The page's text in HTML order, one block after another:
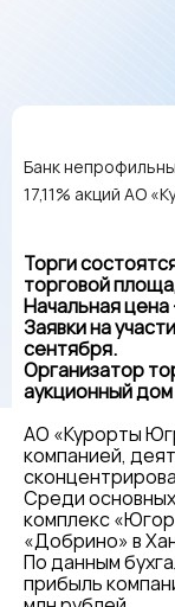
Банк
17,11% акций АО
Торги
торговой
Начальная
Заявки на
сентября.
Организатор
аукционный
АО «Курорты
компанией,
Среди
комплекс
«Добрино» в
По данным
прибыль